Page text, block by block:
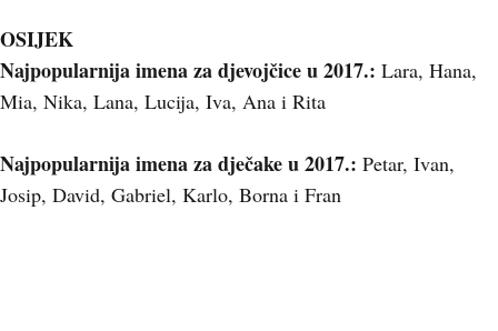
OSIJEK
Najpopularnija imena za djevojčice u 2017.: Lara, Hana,
Mia, Nika, Lana, Lucija, Iva, Ana i Rita
Najpopularnija imena za dječake u 2017.: Petar, Ivan,
Josip, David, Gabriel, Karlo, Borna i Fran